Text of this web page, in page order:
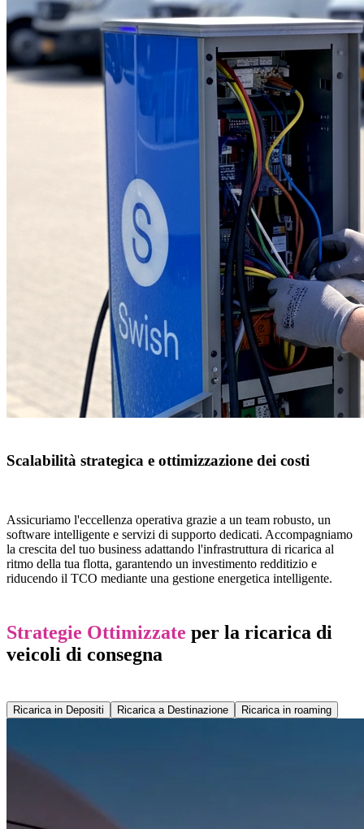
Scalabilità strategica e ottimizzazione dei costi
Assicuriamo l'eccellenza operativa grazie a un team robusto, un
software intelligente e servizi di supporto dedicati. Accompagniamo
la crescita del tuo business adattando l'infrastruttura di ricarica al
ritmo della tua flotta, garantendo un investimento redditizio e
riducendo il TCO mediante una gestione energetica intelligente.
Strategie Ottimizzate per la ricarica di
veicoli di consegna
Ricarica in Depositi Ricarica a Destinazione Ricarica in roaming